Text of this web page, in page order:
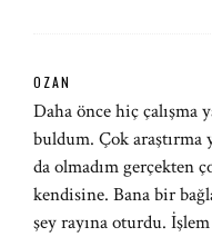
OZAN
Daha önce hiç çalışma
buldum. Çok araştırma
da olmadım gerçekten
kendisine. Bana bir
şey rayına oturdu.